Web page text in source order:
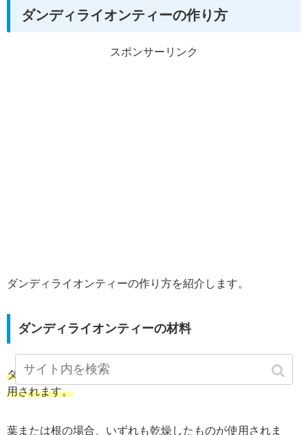
ダンディライオンティーの作り方
スポンサーリンク
ダンディライオンティーの作り方を紹介します。
ダンディライオンティーの材料
ダンディライオンティーには、葉または根が材料として使
用されます。
葉または根の場合、いずれも乾燥したものが使用されま